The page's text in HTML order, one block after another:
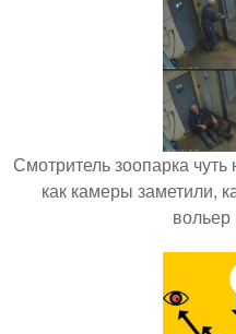
Смотритель зоопарка чуть
как камеры заметили,
вольер